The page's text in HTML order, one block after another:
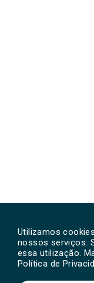
Utilizamos
nossos serviços.
essa utilização.
Política de